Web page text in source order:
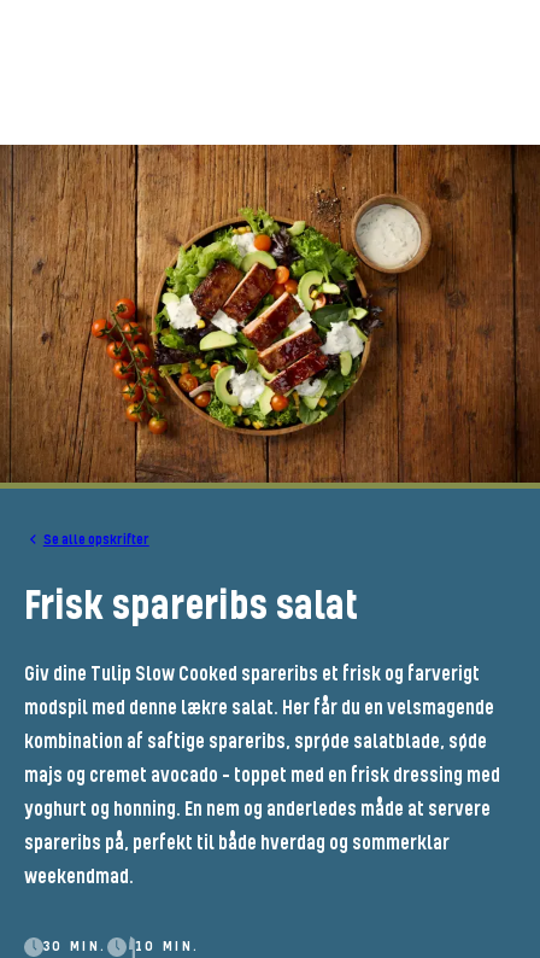
Se alle opskrifter
Frisk spareribs salat
Giv dine Tulip Slow Cooked spareribs et frisk og farverigt
modspil med denne lækre salat. Her får du en velsmagende
kombination af saftige spareribs, sprøde salatblade, søde
majs og cremet avocado – toppet med en frisk dressing med
yoghurt og honning. En nem og anderledes måde at servere
spareribs på, perfekt til både hverdag og sommerklar
weekendmad.
30 MIN.
10 MIN.